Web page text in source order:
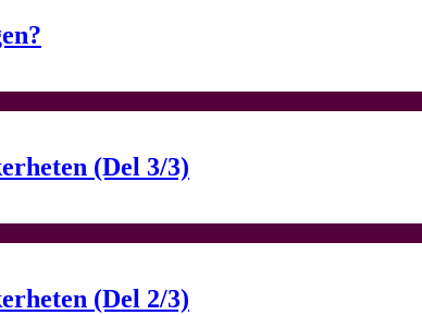
(Del 3/3)
(Del 2/3)